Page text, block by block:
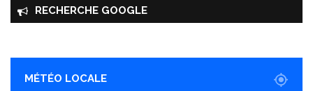
RECHERCHE GOOGLE
MÉTÉO LOCALE